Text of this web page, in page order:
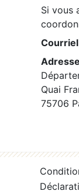
Si vous
Courriel
Quai
75706